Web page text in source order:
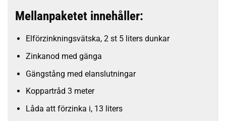
Mellanpaketet innehåller:
Elförzinkningsvätska, 2 st 5 liters dunkar
Zinkanod med gänga
Gängstång med elanslutningar
Koppartråd 3 meter
Låda att förzinka i, 13 liters